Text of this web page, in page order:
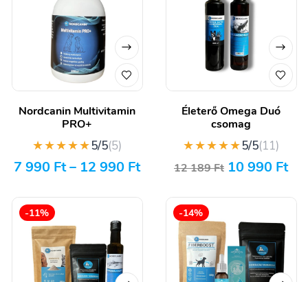
Nordcanin Multivitamin
PRO+
★★★★★5/5(5)
7 990 Ft– 12 990 Ft
Életerő Omega Duó
csomag
★★★★★5/5(11)
12 189Ft 10 990 Ft
-11% -14%